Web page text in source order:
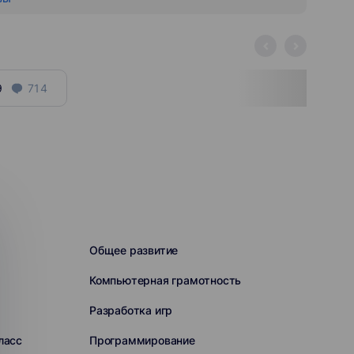
714
Общее развитие
Компьютерная грамотность
Разработка игр
Программирование